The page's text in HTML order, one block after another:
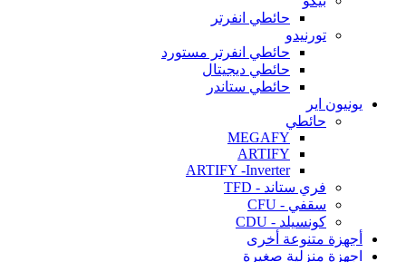
حائطي انفرتر
تورنيدو
حائطي انفرتر مستورد
حائطي ديجيتال
حائطي ستاندر
يونيون اير
حائطي
MEGAFY
ARTIFY
ARTIFY -Inverter
فري ستاند - TFD
سقفي - CFU
كونسيلد - CDU
أجهزة متنوعة أخرى
اجهزة منزلية صغيرة